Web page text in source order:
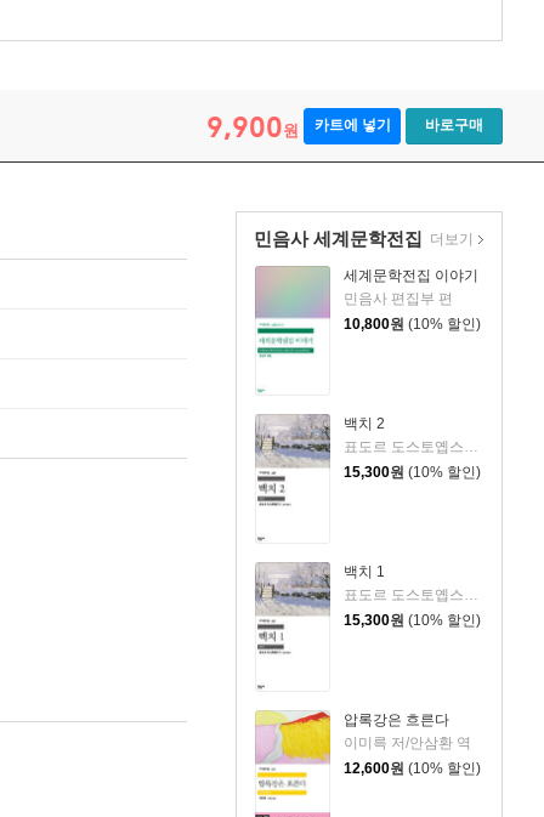
9,900원 카트에 넣기 바로구매
민음사 세계문학전집
세계문학전집 이야기
민음사 편집부 편
10,800원 (10% 할인)
백치 2
표도르 도스토옙스키 저/김연경 역
15,300원 (10% 할인)
백치 1
표도르 도스토옙스키 저/김연경 역
15,300원 (10% 할인)
압록강은 흐른다
이미륵 저/안삼환 역
12,600원 (10% 할인)
더보기